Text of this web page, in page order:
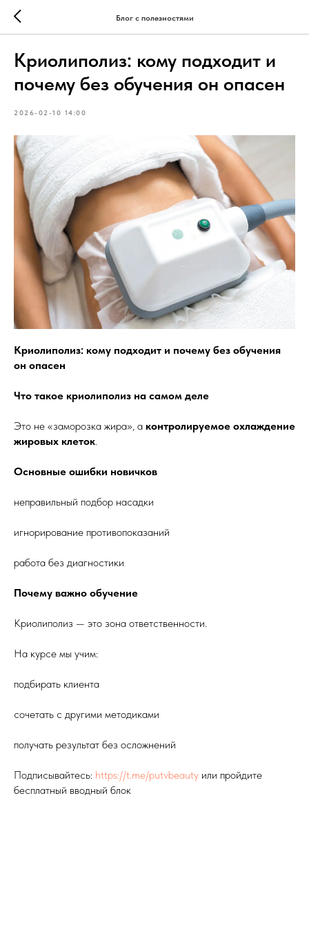
Блог с полезностями
Криолиполиз: кому подходит и
почему без обучения он опасен
2026-02-10 14:00
Криолиполиз: кому подходит и почему без обучения
он опасен
Что такое криолиполиз на самом деле
Это не «заморозка жира», а контролируемое охлаждение
жировых клеток
Основные ошибки новичков
неправильный подбор насадки
игнорирование противопоказаний
работа без диагностики
Почему важно обучение
Криолиполиз — это зона ответственности.
На курсе мы учим:
подбирать клиента
сочетать с другими методиками
получать результат без осложнений
Подписывайтесь: https://t.me/putvbeauty или пройдите
бесплатный вводный блок